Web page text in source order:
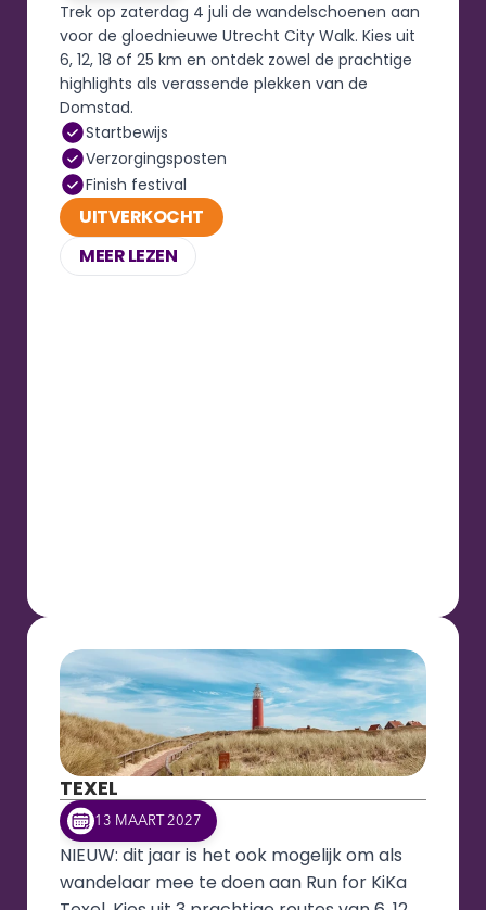
Trek op zaterdag 4 juli de wandelschoenen aan
voor de gloednieuwe Utrecht City Walk. Kies uit
6, 12, 18 of 25 km en ontdek zowel de prachtige
highlights als verassende plekken van de
Domstad.
Startbewijs
Verzorgingsposten
Finish festival
UITVERKOCHT
MEER LEZEN
TEXEL
13 MAART 2027
NIEUW: dit jaar is het ook mogelijk om als
wandelaar mee te doen aan Run for KiKa